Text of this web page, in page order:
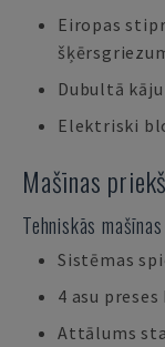
Eiropas
Dubultā
Elektriski
Mašīnas
Tehniskās
Sistēmas
4 asu
Attālums